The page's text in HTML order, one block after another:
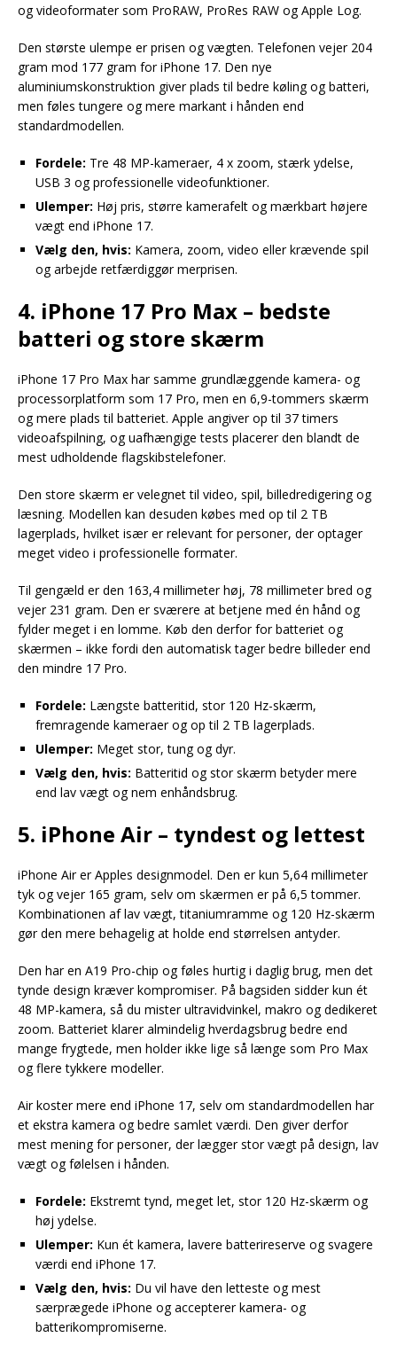
og videoformater som ProRAW, ProRes RAW og Apple Log.
Den største ulempe er prisen og vægten. Telefonen vejer 204
gram mod 177 gram for iPhone 17. Den nye
aluminiumskonstruktion giver plads til bedre køling og batteri,
men føles tungere og mere markant i hånden end
standardmodellen.
Fordele: Tre 48 MP-kameraer, 4 x zoom, stærk ydelse,
USB 3 og professionelle videofunktioner.
Ulemper: Høj pris, større kamerafelt og mærkbart højere
vægt end iPhone 17.
Vælg den, hvis: Kamera, zoom, video eller krævende spil
og arbejde retfærdiggør merprisen.
4. iPhone 17 Pro Max – bedste
batteri og store skærm
iPhone 17 Pro Max har samme grundlæggende kamera- og
processorplatform som 17 Pro, men en 6,9-tommers skærm
og mere plads til batteriet. Apple angiver op til 37 timers
videoafspilning, og uafhængige tests placerer den blandt de
mest udholdende flagskibstelefoner.
Den store skærm er velegnet til video, spil, billedredigering og
læsning. Modellen kan desuden købes med op til 2 TB
lagerplads, hvilket især er relevant for personer, der optager
meget video i professionelle formater.
Til gengæld er den 163,4 millimeter høj, 78 millimeter bred og
vejer 231 gram. Den er sværere at betjene med én hånd og
fylder meget i en lomme. Køb den derfor for batteriet og
skærmen – ikke fordi den automatisk tager bedre billeder end
den mindre 17 Pro.
Fordele: Længste batteritid, stor 120 Hz-skærm,
fremragende kameraer og op til 2 TB lagerplads.
Ulemper: Meget stor, tung og dyr.
Vælg den, hvis: Batteritid og stor skærm betyder mere
end lav vægt og nem enhåndsbrug.
5. iPhone Air – tyndest og lettest
iPhone Air er Apples designmodel. Den er kun 5,64 millimeter
tyk og vejer 165 gram, selv om skærmen er på 6,5 tommer.
Kombinationen af lav vægt, titaniumramme og 120 Hz-skærm
gør den mere behagelig at holde end størrelsen antyder.
Den har en A19 Pro-chip og føles hurtig i daglig brug, men det
tynde design kræver kompromiser. På bagsiden sidder kun ét
48 MP-kamera, så du mister ultravidvinkel, makro og dedikeret
zoom. Batteriet klarer almindelig hverdagsbrug bedre end
mange frygtede, men holder ikke lige så længe som Pro Max
og flere tykkere modeller.
Air koster mere end iPhone 17, selv om standardmodellen har
et ekstra kamera og bedre samlet værdi. Den giver derfor
mest mening for personer, der lægger stor vægt på design, lav
vægt og følelsen i hånden.
Fordele: Ekstremt tynd, meget let, stor 120 Hz-skærm og
høj ydelse.
Ulemper: Kun ét kamera, lavere batterireserve og svagere
værdi end iPhone 17.
Vælg den, hvis: Du vil have den letteste og mest
særprægede iPhone og accepterer kamera- og
batterikompromiserne.